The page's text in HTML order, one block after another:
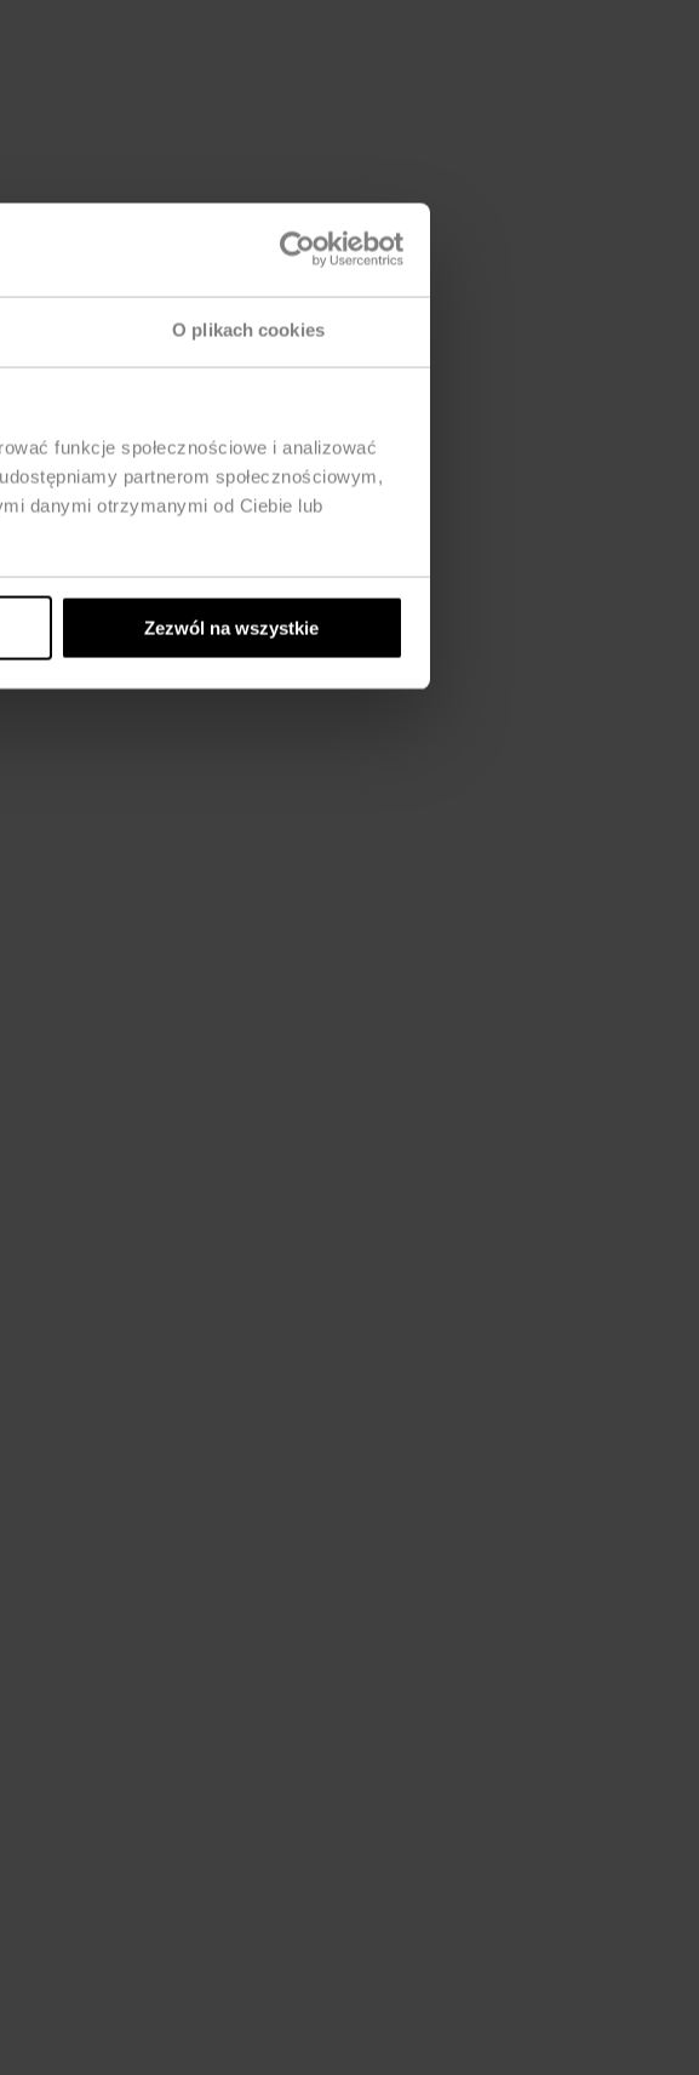
O plikach cookies
funkcje społecznościowe i analizować
partnerom społecznościowym,
danymi otrzymanymi od Ciebie lub
Zezwól na wszystkie